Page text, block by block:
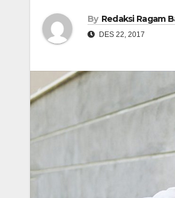
By Redaksi Ragam
DES 22, 2017